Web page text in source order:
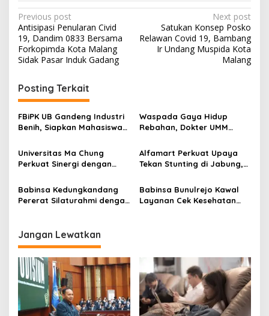
0
3
3
/
0
o
k
r
u
P
o
s
t
n
a
v
i
g
a
t
i
n
Previous post
Antisipasi Penularan Civid
19, Dandim 0833 Bersama
Forkopimda Kota Malang
Sidak Pasar Induk Gadang
Next post
Satukan Konsep Posko
Relawan Covid 19, Bambang
Ir Undang Muspida Kota
Malang
Posting Terkait
FBiPK UB Gandeng Industri
Benih, Siapkan Mahasiswa
Waspada Gaya Hidup
Rebahan, Dokter UMM
hingga Hipertensi
Universitas Ma Chung
Perkuat Sinergi dengan
Tingkatkan Layanan
Kesehatan Masyarakat
Alfamart Perkuat Upaya
Tekan Stunting di Jabung,
Satu Telur Sehari
Babinsa Kedungkandang
Pererat Silaturahmi dengan
Babinsa Bunulrejo Kawal
Layanan Cek Kesehatan
Jangan Lewatkan